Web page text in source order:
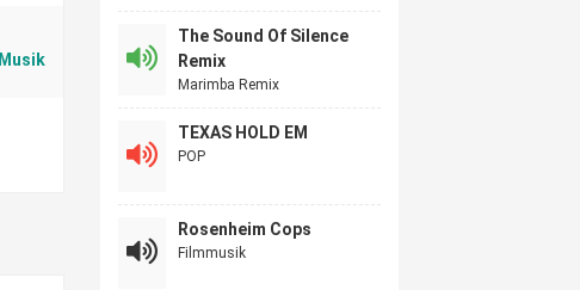
Musik
The Sound Of Silence
Remix
Marimba Remix
TEXAS HOLD EM
POP
Rosenheim Cops
Filmmusik